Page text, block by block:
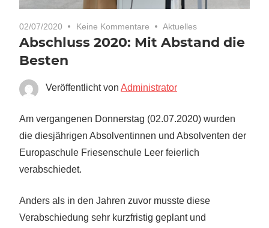
02/07/2020 Keine Kommentare Aktuelles
Abschluss 2020: Mit Abstand die
Besten
Veröffentlicht von Administrator
Am vergangenen Donnerstag (02.07.2020) wurden
die diesjährigen Absolventinnen und Absolventen der
Europaschule Friesenschule Leer feierlich
verabschiedet.
Anders als in den Jahren zuvor musste diese
Verabschiedung sehr kurzfristig geplant und